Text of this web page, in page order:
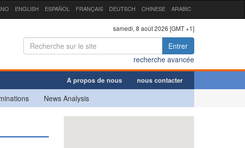
ENGLISH ESPAÑOL FRANÇAIS DEUTSCH CHINESE ARABIC
samedi, 8 août 2026 [GMT +1]
Entrer
recherche avancée
A propos de nous nous contacter
News Analysis